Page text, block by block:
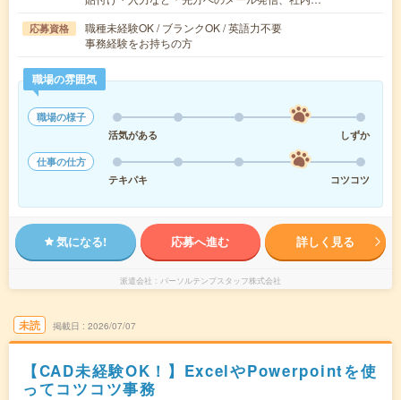
応募資格
職種未経験OK / ブランクOK / 英語力不要
事務経験をお持ちの方
職場の雰囲気
職場の様子
活気がある
しずか
仕事の仕方
テキパキ
コツコツ
気になる! 応募へ進む 詳しく見る
派遣会社 パーソルテンプスタッフ株式会社
未読 掲載日 2026/07/07
【CAD未経験OK！】ExcelやPowerpointを使
ってコツコツ事務